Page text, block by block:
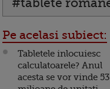
#tablete
Pe acelasi subiect:
Tabletele inlocuiesc
calculatoarele? Anul
acesta se vor vinde